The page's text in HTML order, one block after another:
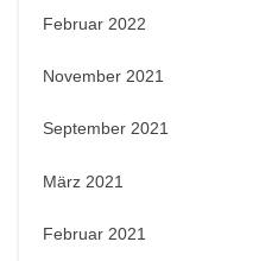
Februar 2022
November 2021
September 2021
März 2021
Februar 2021